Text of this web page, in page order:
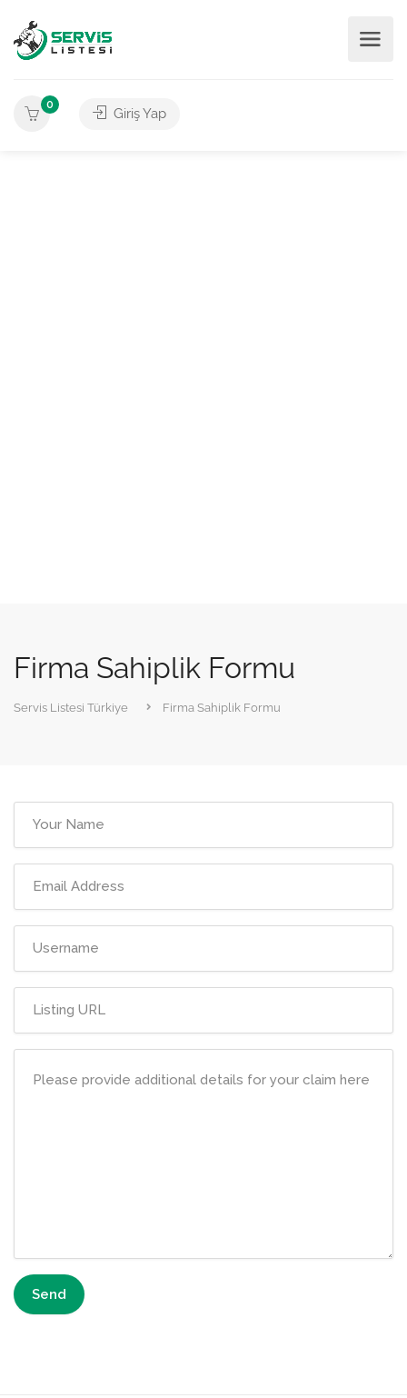
0
Giriş Yap
Firma Sahiplik Formu
Servis Listesi Türkiye Firma Sahiplik Formu